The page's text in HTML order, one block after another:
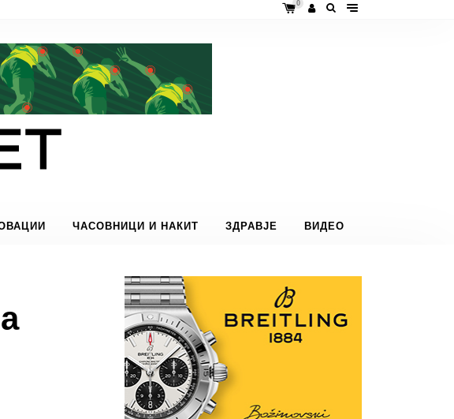
0
ЧАСОВНИЦИ И НАКИТ ЗДРАВЈЕ ВИДЕО